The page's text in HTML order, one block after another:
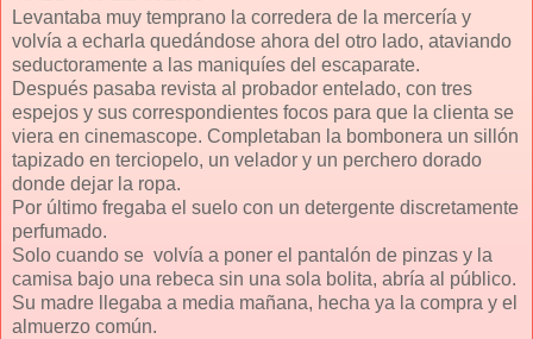
Levantaba muy temprano la corredera de la mercería y
volvía a echarla quedándose ahora del otro lado, ataviando
seductoramente a las maniquíes del escaparate.
Después pasaba revista al probador entelado, con tres
espejos y sus correspondientes focos para que la clienta se
viera en cinemascope. Completaban la bombonera un sillón
tapizado en terciopelo, un velador y un perchero dorado
donde dejar la ropa.
Por último fregaba el suelo con un detergente discretamente
perfumado.
Solo cuando se volvía a poner el pantalón de pinzas y la
camisa bajo una rebeca sin una sola bolita, abría al público.
Su madre llegaba a media mañana, hecha ya la compra y el
almuerzo común.